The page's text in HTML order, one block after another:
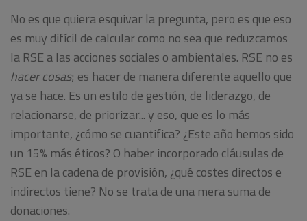
No es que quiera esquivar la pregunta, pero es que eso
es muy difícil de calcular como no sea que reduzcamos
la RSE a las acciones sociales o ambientales. RSE no es
hacer cosas; es hacer de manera diferente aquello que
ya se hace. Es un estilo de gestión, de liderazgo, de
relacionarse, de priorizar... y eso, que es lo más
importante, ¿cómo se cuantifica? ¿Este año hemos sido
un 15% más éticos? O haber incorporado cláusulas de
RSE en la cadena de provisión, ¿qué costes directos e
indirectos tiene? No se trata de una mera suma de
donaciones.